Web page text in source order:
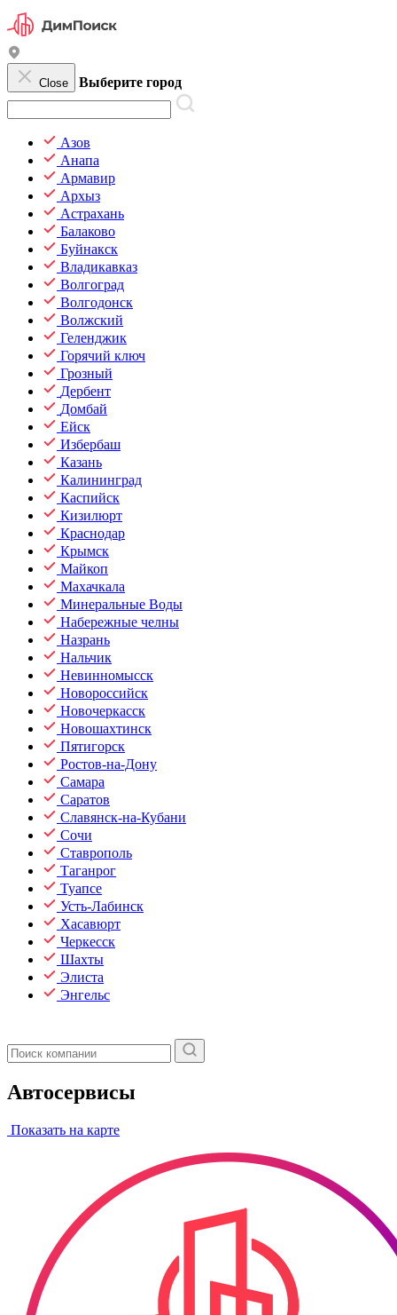
Close Выберите город
Азов
Анапа
Армавир
Архыз
Астрахань
Балаково
Буйнакск
Владикавказ
Волгоград
Волгодонск
Волжский
Геленджик
Горячий ключ
Грозный
Дербент
Домбай
Ейск
Избербаш
Казань
Калининград
Каспийск
Кизилюрт
Краснодар
Крымск
Майкоп
Махачкала
Минеральные Воды
Набережные челны
Назрань
Нальчик
Невинномысск
Новороссийск
Новочеркасск
Новошахтинск
Пятигорск
Ростов-на-Дону
Самара
Саратов
Славянск-на-Кубани
Сочи
Ставрополь
Таганрог
Туапсе
Усть-Лабинск
Хасавюрт
Черкесск
Шахты
Элиста
Энгельс
Автосервисы
Показать на карте